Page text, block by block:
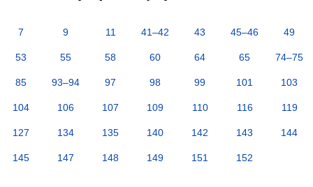
7 9 11 41–42 43 45–46 49
53 55 58 60 64 65 74–75
85 93–94 97 98 99 101 103
104 106 107 109 110 116 119
127 134 135 140 142 143 144
145 147 148 149 151 152